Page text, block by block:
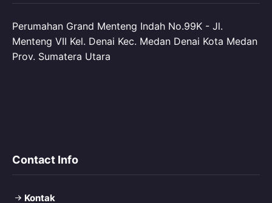
Perumahan Grand Menteng Indah No.99K - Jl.
Menteng VII Kel. Denai Kec. Medan Denai Kota Medan
Prov. Sumatera Utara
Contact Info
Kontak